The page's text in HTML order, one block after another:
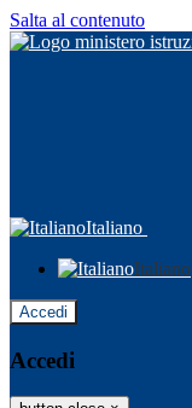
Salta al contenuto
Italiano
Italiano
Accedi
Accedi